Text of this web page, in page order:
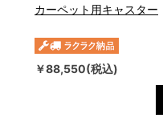
カーペット用キャスター
￥88,550(税込)